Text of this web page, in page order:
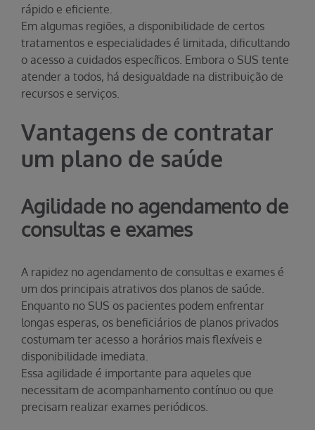
rápido e eficiente.
Em algumas regiões, a disponibilidade de certos
tratamentos e especialidades é limitada, dificultando
o acesso a cuidados específicos. Embora o SUS tente
atender a todos, há desigualdade na distribuição de
recursos e serviços.
Vantagens de contratar
um plano de saúde
Agilidade no agendamento de
consultas e exames
A rapidez no agendamento de consultas e exames é
um dos principais atrativos dos planos de saúde.
Enquanto no SUS os pacientes podem enfrentar
longas esperas, os beneficiários de planos privados
costumam ter acesso a horários mais flexíveis e
disponibilidade imediata.
Essa agilidade é importante para aqueles que
necessitam de acompanhamento contínuo ou que
precisam realizar exames periódicos.